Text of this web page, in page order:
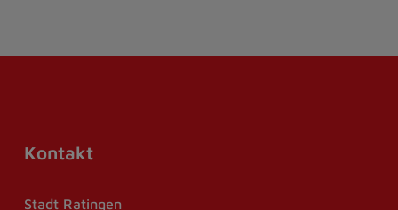
Kontakt
Stadt Ratingen